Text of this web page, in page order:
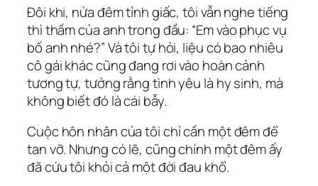
Đôi khi, nửa đêm tỉnh giấc, tôi vẫn nghe tiếng
thì thầm của anh trong đầu: “Em vào phục vụ
bố anh nhé?” Và tôi tự hỏi, liệu có bao nhiêu
cô gái khác cũng đang rơi vào hoàn cảnh
tương tự, tưởng rằng tình yêu là hy sinh, mà
không biết đó là cái bẫy.
Cuộc hôn nhân của tôi chỉ cần một đêm để
tan vỡ. Nhưng có lẽ, cũng chính một đêm ấy
đã cứu tôi khỏi cả một đời đau khổ.